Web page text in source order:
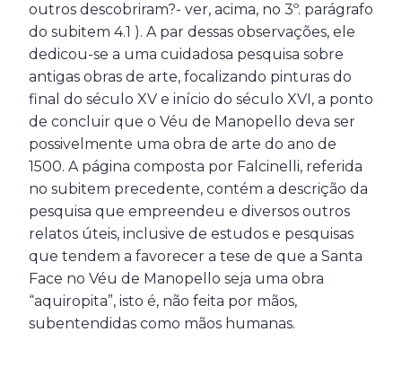
outros descobriram?- ver, acima, no 3º. parágrafo
do subitem 4.1 ). A par dessas observações, ele
dedicou-se a uma cuidadosa pesquisa sobre
antigas obras de arte, focalizando pinturas do
final do século XV e início do século XVI, a ponto
de concluir que o Véu de Manopello deva ser
possivelmente uma obra de arte do ano de
1500. A página composta por Falcinelli, referida
no subitem precedente, contém a descrição da
pesquisa que empreendeu e diversos outros
relatos úteis, inclusive de estudos e pesquisas
que tendem a favorecer a tese de que a Santa
Face no Véu de Manopello seja uma obra
“aquiropita”, isto é, não feita por mãos,
subentendidas como mãos humanas.